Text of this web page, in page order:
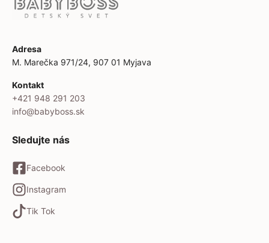
Adresa
M. Marečka 971/24, 907 01 Myjava
Kontakt
+421 948 291 203
info@babyboss.sk
Sledujte nás
Facebook
Instagram
Tik Tok